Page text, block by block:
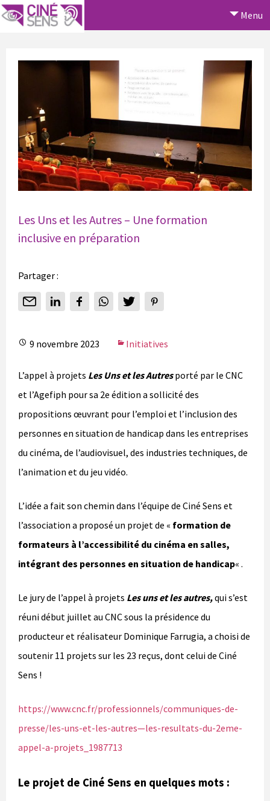
Menu
Les Uns et les Autres – Une formation
inclusive en préparation
Partager :
9 novembre 2023 Initiatives
L’appel à projets Les Uns et les Autresporté par le CNC
et l’Agefiph pour sa 2e édition a sollicité des
propositions œuvrant pour l’emploi et l’inclusion des
personnes en situation de handicap dans les entreprises
du cinéma, de l’audiovisuel, des industries techniques, de
l’animation et du jeu vidéo.
L’idée a fait son chemin dans l’équipe de Ciné Sens et
l’association a proposé un projet de « formation de
formateurs à l’accessibilité du cinéma en salles,
intégrant des personnes en situation de handicap« .
Le jury de l’appel à projets Les uns et les autres,qui s’est
réuni début juillet au CNC sous la présidence du
producteur et réalisateur Dominique Farrugia, a choisi de
soutenir 11 projets sur les 23 reçus, dont celui de Ciné
Sens !
https://www.cnc.fr/professionnels/communiques-de-
presse/les-uns-et-les-autres—les-resultats-du-2eme-
appel-a-projets_1987713
Le projet de Ciné Sens en quelques mots :